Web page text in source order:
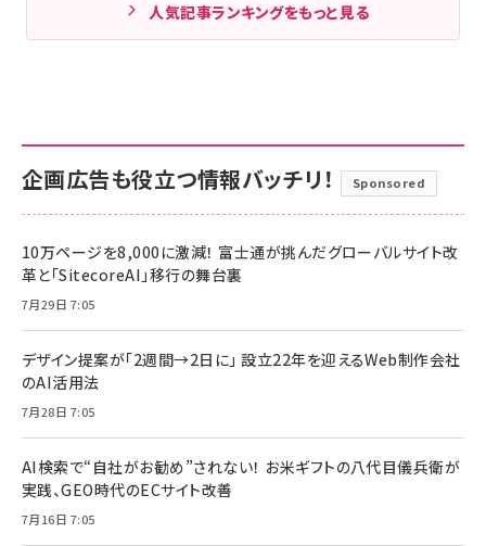
人気記事ランキングをもっと見る
企画広告も役立つ情報バッチリ！ Sponsored
10万ページを8,000に激減！ 富士通が挑んだグローバルサイト改
革と「SitecoreAI」移行の舞台裏
7月29日 7:05
デザイン提案が「2週間→2日に」 設立22年を迎えるWeb制作会社
のAI活用法
7月28日 7:05
AI検索で“自社がお勧め”されない！ お米ギフトの八代目儀兵衛が
実践、GEO時代のECサイト改善
7月16日 7:05